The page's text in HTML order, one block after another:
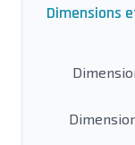
Dimensions